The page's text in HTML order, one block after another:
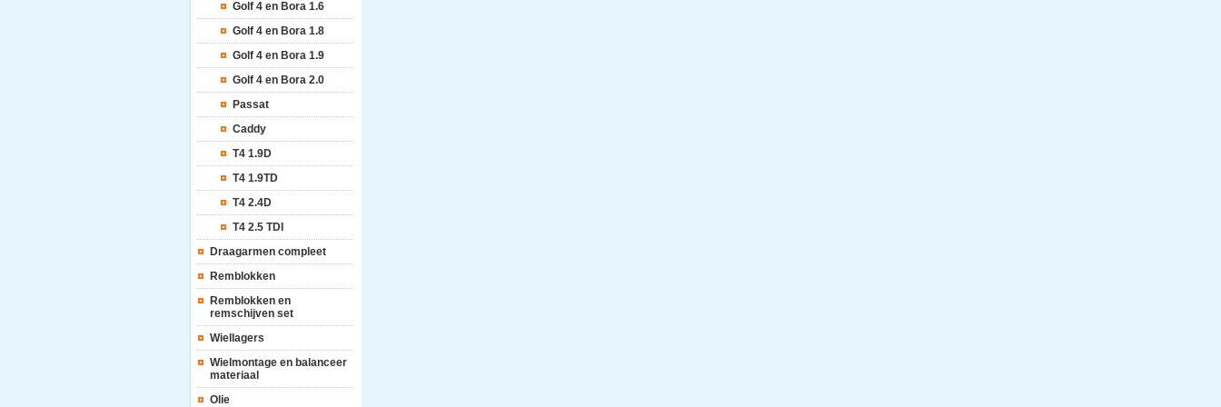
Golf 4 en Bora 1.6
Golf 4 en Bora 1.8
Golf 4 en Bora 1.9
Golf 4 en Bora 2.0
Passat
Caddy
T4 1.9D
T4 1.9TD
T4 2.4D
T4 2.5 TDI
Draagarmen compleet
Remblokken
Remblokken en
remschijven set
Wiellagers
Wielmontage en balanceer
materiaal
Olie